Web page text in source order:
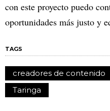
con este proyecto puedo
oportunidades más justo y
TAGS
creadores de contenido
Taringa